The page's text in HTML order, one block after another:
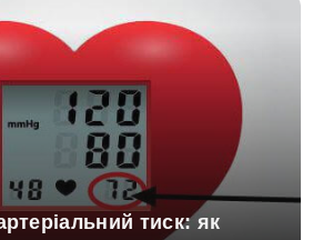
тиск: як